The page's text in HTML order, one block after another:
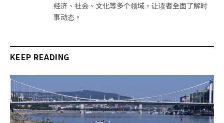
经济、社会、文化等多个领域，让读者全面了解时
事动态。
KEEP READING